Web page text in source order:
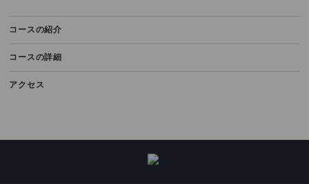
コースの紹介
コースの詳細
アクセス